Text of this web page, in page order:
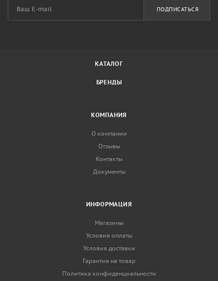
ПОДПИСАТЬСЯ
КАТАЛОГ
БРЕНДЫ
КОМПАНИЯ
О компании
Отзывы
Контакты
Документы
ИНФОРМАЦИЯ
Магазины
Условия оплаты
Условия доставки
Гарантия на товар
Политика конфиденциальности